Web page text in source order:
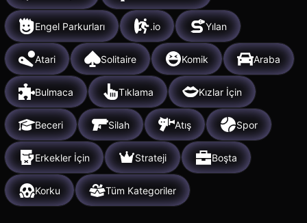
Engel Parkurları .io Yılan
Atari Solitaire Komik Araba
Bulmaca Tıklama Kızlar İçin
Beceri Silah Atış Spor
Erkekler İçin Strateji Boşta
Korku Tüm Kategoriler